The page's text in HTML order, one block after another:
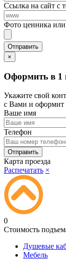
Ссылка на сайт с
Фото ценника или
×
Оформить в 1
Укажите свой
с Вами и оформит
Ваше имя
Телефон
Карта проезда
Распечатать ×
0
Стоимость
Душевые
Мебель